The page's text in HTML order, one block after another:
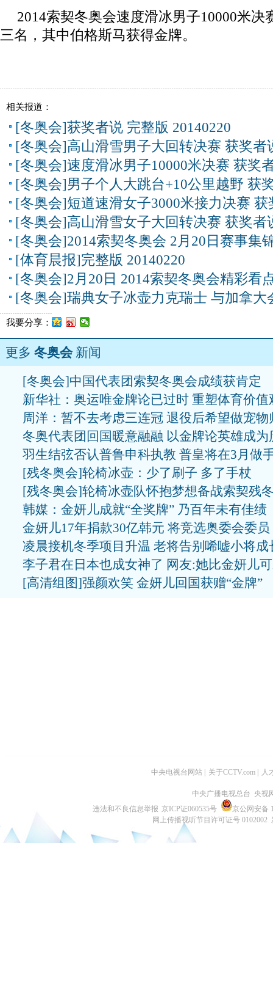
2014索契冬奥会速度滑冰男子10000米决
三名，其中伯格斯马获得金牌。
相关报道：
[冬奥会]获奖者说 完整版 20140220
[冬奥会]高山滑雪男子大回转决赛 获奖者
[冬奥会]速度滑冰男子10000米决赛 获奖
[冬奥会]男子个人大跳台+10公里越野 获
[冬奥会]短道速滑女子3000米接力决赛 获
[冬奥会]高山滑雪女子大回转决赛 获奖者
[冬奥会]2014索契冬奥会 2月20日赛事集
[体育晨报]完整版 20140220
[冬奥会]2月20日 2014索契冬奥会精彩看
[冬奥会]瑞典女子冰壶力克瑞士 与加拿大
我要分享：
更多 冬奥会新闻
[冬奥会]中国代表团索契冬奥会成绩获肯定
新华社：奥运唯金牌论已过时 重塑体育价值
周洋：暂不去考虑三连冠 退役后希望做宠物
冬奥代表团回国暖意融融 以金牌论英雄成为
羽生结弦否认普鲁申科执教 普皇将在3月做
[残冬奥会]轮椅冰壶：少了刷子 多了手杖
[残冬奥会]轮椅冰壶队怀抱梦想备战索契残
韩媒：金妍儿成就“全奖牌” 乃百年未有佳绩
金妍儿17年捐款30亿韩元 将竞选奥委会委员
凌晨接机冬季项目升温 老将告别唏嘘小将成
李子君在日本也成女神了 网友:她比金妍儿
[高清组图]强颜欢笑 金妍儿回国获赠“金牌”
中央电视台网站 关于CCTV.com 人
中央广播电视总台 央视
违法和不良信息举报 京ICP证060535号
京公网安备
网上传播视听节目许可证号 0102002